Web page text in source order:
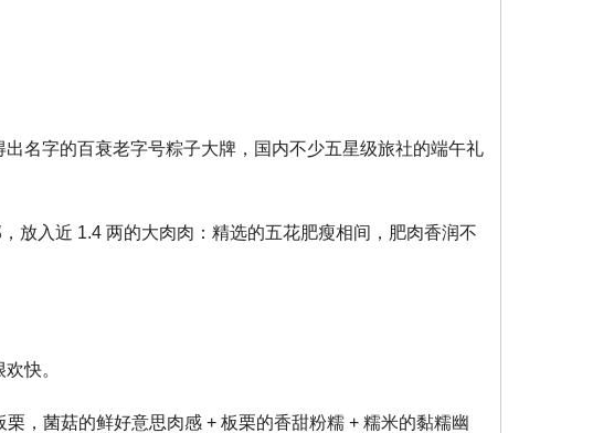
名字的百衰老字号粽子大牌，国内不少五星级旅社的端午礼
放入近 1.4 两的大肉肉：精选的五花肥瘦相间，肥肉香润不
快。
，菌菇的鲜好意思肉感 + 板栗的香甜粉糯 + 糯米的黏糯幽